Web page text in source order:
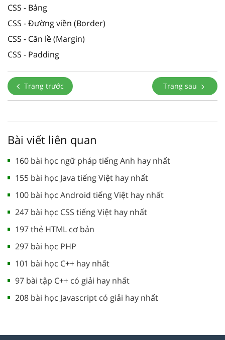
CSS - Bảng
CSS - Đường viền (Border)
CSS - Căn lề (Margin)
CSS - Padding
Trang trước Trang sau
Bài viết liên quan
160 bài học ngữ pháp tiếng Anh hay nhất
155 bài học Java tiếng Việt hay nhất
100 bài học Android tiếng Việt hay nhất
247 bài học CSS tiếng Việt hay nhất
197 thẻ HTML cơ bản
297 bài học PHP
101 bài học C++ hay nhất
97 bài tập C++ có giải hay nhất
208 bài học Javascript có giải hay nhất